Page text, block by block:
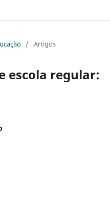
/ Artigos
escola regular: